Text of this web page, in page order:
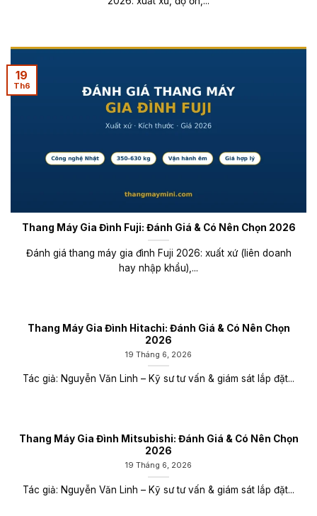
Thang Máy Gia Đình Fuji: Đánh Giá & Có Nên Chọn 2026
Đánh giá thang máy gia đình Fuji 2026: xuất xứ (liên doanh
hay nhập khẩu),...
19
Th6
Thang Máy Gia Đình Hitachi: Đánh Giá & Có Nên Chọn
2026
19 Tháng 6, 2026
Tác giả: Nguyễn Văn Linh – Kỹ sư tư vấn & giám sát lắp đặt...
Thang Máy Gia Đình Mitsubishi: Đánh Giá & Có Nên Chọn
2026
19 Tháng 6, 2026
Tác giả: Nguyễn Văn Linh – Kỹ sư tư vấn & giám sát lắp đặt...